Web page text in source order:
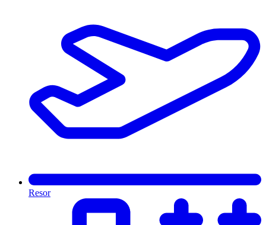
Resor